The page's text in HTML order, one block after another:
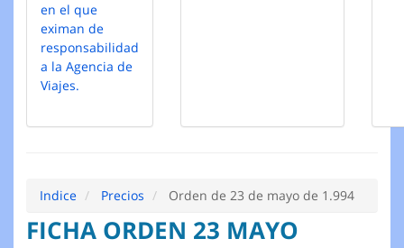
en el que
eximan de
responsabilidad
a la Agencia de
Viajes.
Indice Precios Orden de 23 de mayo de 1.994
FICHA ORDEN 23 MAYO